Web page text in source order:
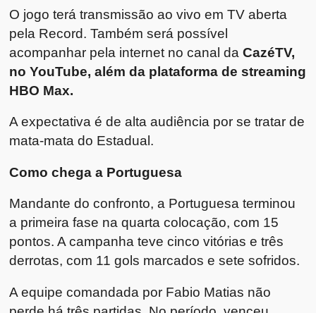
O jogo terá transmissão ao vivo em TV aberta
pela Record. Também será possível
acompanhar pela internet no canal daCazéTV,
no YouTube, além da plataforma de streaming
HBO Max.
A expectativa é de alta audiência por se tratar de
mata-mata do Estadual.
Como chega a Portuguesa
Mandante do confronto, a Portuguesa terminou
a primeira fase na quarta colocação, com 15
pontos. A campanha teve cinco vitórias e três
derrotas, com 11 gols marcados e sete sofridos.
A equipe comandada por Fabio Matias não